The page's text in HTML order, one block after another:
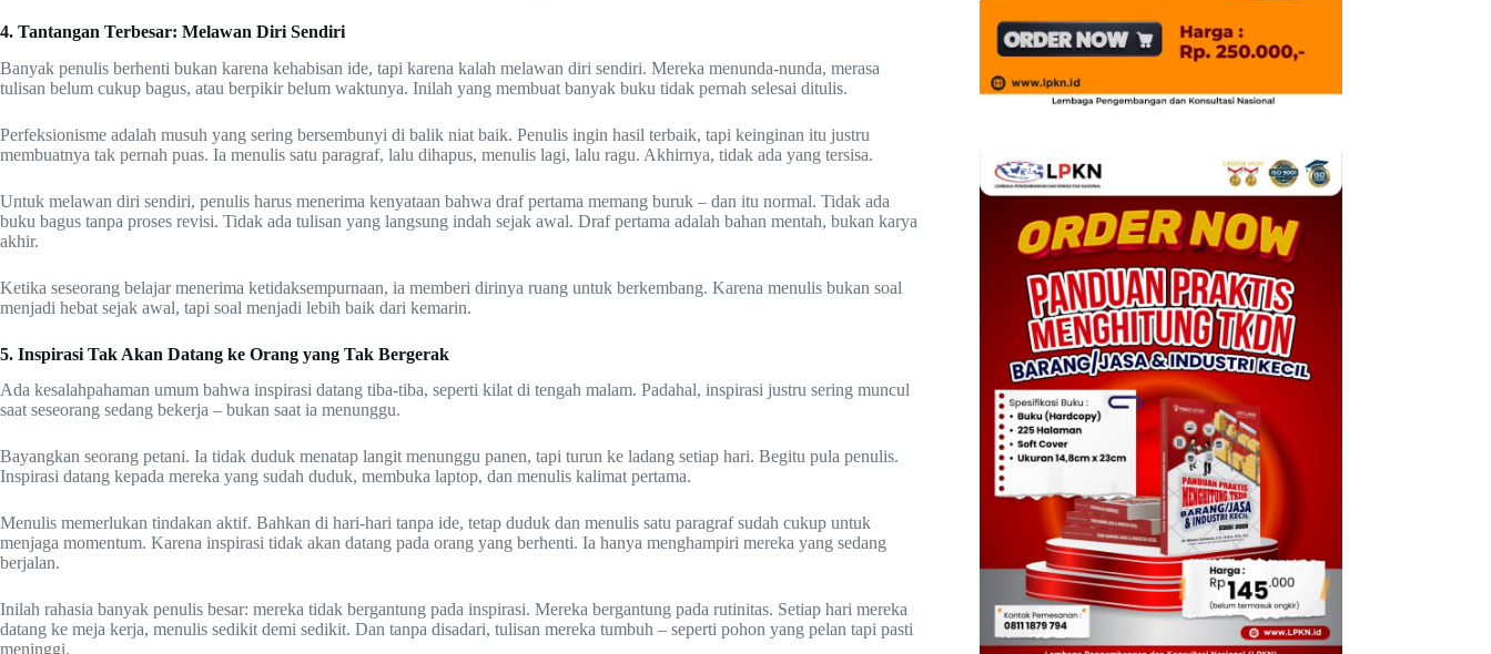
4. Tantangan Terbesar: Melawan Diri Sendiri
Banyak penulis berhenti bukan karena kehabisan ide, tapi karena kalah melawan diri sendiri. Mereka menunda-nunda, merasa
tulisan belum cukup bagus, atau berpikir belum waktunya. Inilah yang membuat banyak buku tidak pernah selesai ditulis.
Perfeksionisme adalah musuh yang sering bersembunyi di balik niat baik. Penulis ingin hasil terbaik, tapi keinginan itu justru
membuatnya tak pernah puas. Ia menulis satu paragraf, lalu dihapus, menulis lagi, lalu ragu. Akhirnya, tidak ada yang tersisa.
Untuk melawan diri sendiri, penulis harus menerima kenyataan bahwa draf pertama memang buruk – dan itu normal. Tidak ada
buku bagus tanpa proses revisi. Tidak ada tulisan yang langsung indah sejak awal. Draf pertama adalah bahan mentah, bukan karya
akhir.
Ketika seseorang belajar menerima ketidaksempurnaan, ia memberi dirinya ruang untuk berkembang. Karena menulis bukan soal
menjadi hebat sejak awal, tapi soal menjadi lebih baik dari kemarin.
5. Inspirasi Tak Akan Datang ke Orang yang Tak Bergerak
Ada kesalahpahaman umum bahwa inspirasi datang tiba-tiba, seperti kilat di tengah malam. Padahal, inspirasi justru sering muncul
saat seseorang sedang bekerja – bukan saat ia menunggu.
Bayangkan seorang petani. Ia tidak duduk menatap langit menunggu panen, tapi turun ke ladang setiap hari. Begitu pula penulis.
Inspirasi datang kepada mereka yang sudah duduk, membuka laptop, dan menulis kalimat pertama.
Menulis memerlukan tindakan aktif. Bahkan di hari-hari tanpa ide, tetap duduk dan menulis satu paragraf sudah cukup untuk
menjaga momentum. Karena inspirasi tidak akan datang pada orang yang berhenti. Ia hanya menghampiri mereka yang sedang
berjalan.
Inilah rahasia banyak penulis besar: mereka tidak bergantung pada inspirasi. Mereka bergantung pada rutinitas. Setiap hari mereka
datang ke meja kerja, menulis sedikit demi sedikit. Dan tanpa disadari, tulisan mereka tumbuh – seperti pohon yang pelan tapi pasti
meninggi.